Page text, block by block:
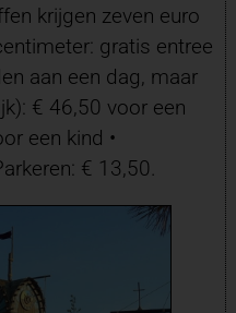
krijgen zeven euro
gratis entree
aan een dag, maar
€ 46,50 voor een
een kind •
€ 13,50.